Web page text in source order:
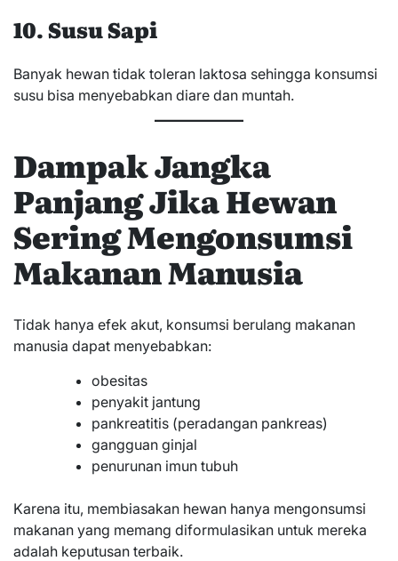
10. Susu Sapi
Banyak hewan tidak toleran laktosa sehingga konsumsi
susu bisa menyebabkan diare dan muntah.
Dampak Jangka
Panjang Jika Hewan
Sering Mengonsumsi
Makanan Manusia
Tidak hanya efek akut, konsumsi berulang makanan
manusia dapat menyebabkan:
obesitas
penyakit jantung
pankreatitis (peradangan pankreas)
gangguan ginjal
penurunan imun tubuh
Karena itu, membiasakan hewan hanya mengonsumsi
makanan yang memang diformulasikan untuk mereka
adalah keputusan terbaik.